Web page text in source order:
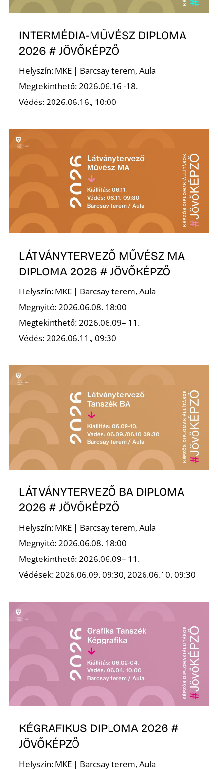
INTERMÉDIA-MŰVÉSZ DIPLOMA
2026 # JÖVŐKÉPZŐ
Helyszín: MKE | Barcsay terem, Aula
Megtekinthető: 2026.06.16 -18.
Védés: 2026.06.16., 10:00
LÁTVÁNYTERVEZŐ MŰVÉSZ MA
DIPLOMA 2026 # JÖVŐKÉPZŐ
Helyszín: MKE | Barcsay terem, Aula
Megnyitó: 2026.06.08. 18:00
Megtekinthető: 2026.06.09– 11.
Védés: 2026.06.11., 09:30
LÁTVÁNYTERVEZŐ BA DIPLOMA
2026 # JÖVŐKÉPZŐ
Helyszín: MKE | Barcsay terem, Aula
Megnyitó: 2026.06.08. 18:00
Megtekinthető: 2026.06.09– 11.
Védések: 2026.06.09. 09:30, 2026.06.10. 09:30
KÉGRAFIKUS DIPLOMA 2026 #
JÖVŐKÉPZŐ
Helyszín: MKE | Barcsay terem, Aula